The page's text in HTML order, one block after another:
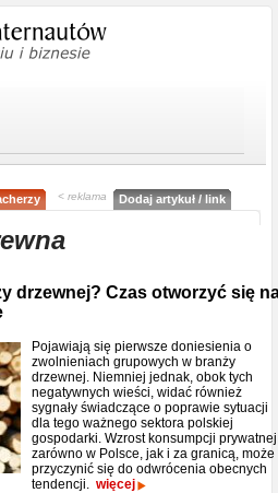
< reklama Dodaj artykuł / link
drzewnej? Czas otworzyć się
Pojawiają się pierwsze doniesienia o
zwolnieniach grupowych w branży
drzewnej. Niemniej jednak, obok tych
negatywnych wieści, widać również
sygnały świadczące o poprawie sytuacji
dla tego ważnego sektora polskiej
gospodarki. Wzrost konsumpcji
zarówno w Polsce, jak i za granicą, może
przyczynić się do odwrócenia obecnych
tendencji. więcej